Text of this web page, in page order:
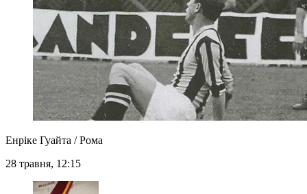
Енріке Гуайта / Рома
28 травня, 12:15